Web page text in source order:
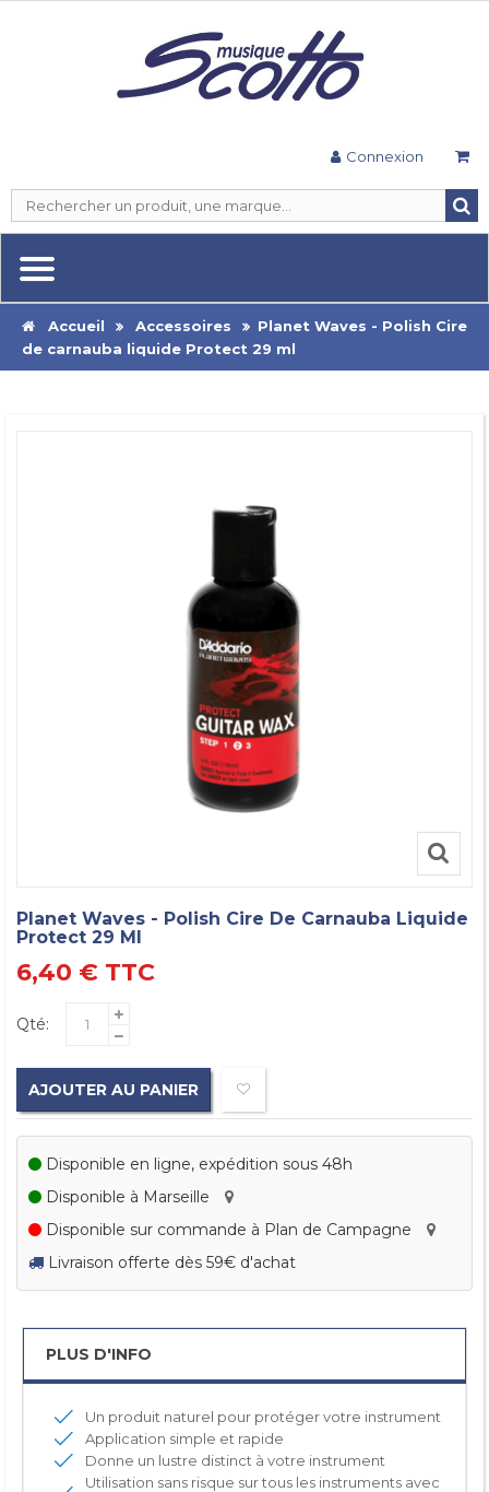
Connexion
Accueil Accessoires
Planet Waves - Polish Cire
de carnauba liquide Protect 29 ml
Planet Waves - Polish Cire De Carnauba Liquide
Protect 29 Ml
6,40 € TTC
Qté:
AJOUTER AU PANIER
Disponible en ligne, expédition sous 48h
Disponible à Marseille
Disponible sur commande à Plan de Campagne
Livraison offerte dès 59€ d'achat
PLUS D'INFO
Un produit naturel pour protéger votre instrument
Application simple et rapide
Donne un lustre distinct à votre instrument
Utilisation sans risque sur tous les instruments avec